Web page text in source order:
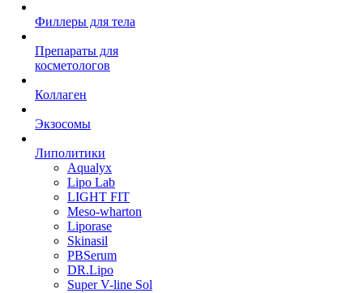
Филлеры для тела
Препараты для
косметологов
Коллаген
Экзосомы
Липолитики
Aqualyx
Lipo Lab
LIGHT FIT
Meso-wharton
Liporase
Skinasil
PBSerum
DR.Lipo
Super V-line Sol